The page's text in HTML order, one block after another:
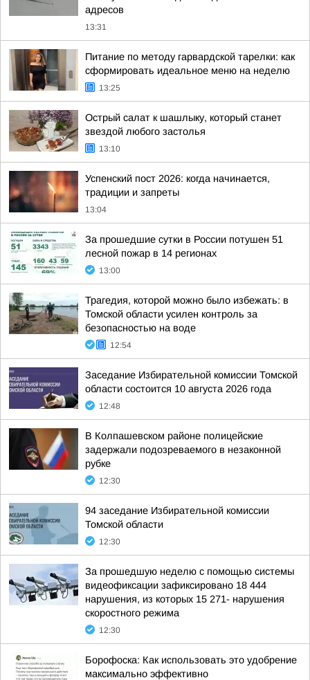
адресов
13:31
Питание по методу гарвардской тарелки: как
сформировать идеальное меню на неделю
13:25
Острый салат к шашлыку, который станет
звездой любого застолья
13:10
Успенский пост 2026: когда начинается,
традиции и запреты
13:04
За прошедшие сутки в России потушен 51
лесной пожар в 14 регионах
13:00
Трагедия, которой можно было избежать: в
Томской области усилен контроль за
безопасностью на воде
12:54
Заседание Избирательной комиссии Томской
области состоится 10 августа 2026 года
12:48
В Колпашевском районе полицейские
задержали подозреваемого в незаконной
рубке
12:30
94 заседание Избирательной комиссии
Томской области
12:30
За прошедшую неделю с помощью системы
видеофиксации зафиксировано 18 444
нарушения, из которых 15 271- нарушения
скоростного режима
12:30
Борофоска: Как использовать это удобрение
максимально эффективно